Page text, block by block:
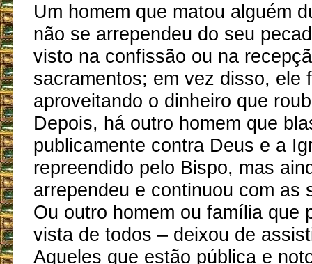
Um homem que matou alguém
não se arrependeu do seu
visto na confissão ou na
sacramentos; em vez disso, ele
aproveitando o dinheiro que
Depois, há outro homem que
publicamente contra Deus e a
repreendido pelo Bispo, mas
arrependeu e continuou com as
Ou outro homem ou família que
vista de todos – deixou de
Aqueles que estão pública e